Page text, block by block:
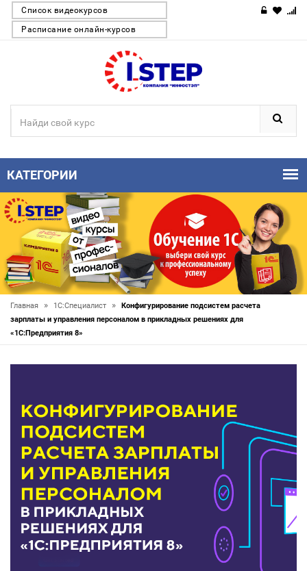
Список видеокурсов
Расписание онлайн-курсов
КАТЕГОРИИ
Главная » 1С:Специалист »
Конфигурирование подсистем расчета
зарплаты и управления персоналом в прикладных решениях для
«1С:Предприятия 8»